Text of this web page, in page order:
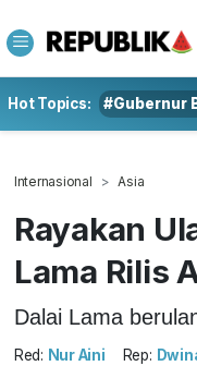
Hot Topics: #Gubernur
Internasional Asia
Rayakan
Lama Rilis
Dalai Lama
Red: Nur Aini Rep: